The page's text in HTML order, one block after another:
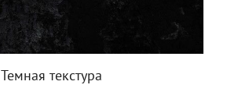
Темная текстура